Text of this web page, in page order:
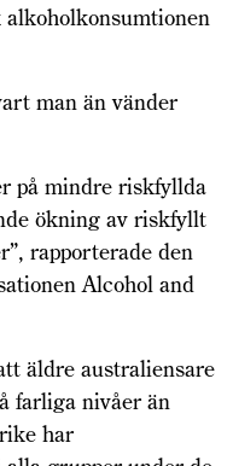
alkoholkonsumtionen
man än vänder
på mindre riskfyllda
ökning av riskfyllt
rapporterade den
Alcohol and
äldre australiensare
farliga nivåer än
har